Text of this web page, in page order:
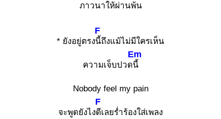
ภาวนาให้ผ่านพ้น
* ยังอยู่ตรง
F
นี้ถึงแม้ไม่มีใครเห็น
ความเจ็บปวด
Em
นี้
Nobody feel my pain
จะพูดยังไง
F
ดีเลยร่ำร้องใส่เพลง